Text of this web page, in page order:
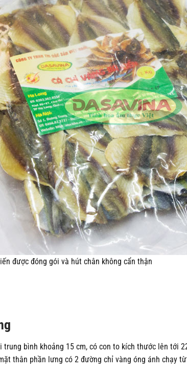
được đóng gói và hút chân không cẩn thận
trung bình khoảng 15 cm, có con to kích thước lên tới
thân phần lưng có 2 đường chỉ vàng óng ánh chạy